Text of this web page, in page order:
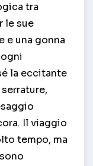
tra
le sue
e una gonna
la eccitante
Il viaggio
tempo, ma